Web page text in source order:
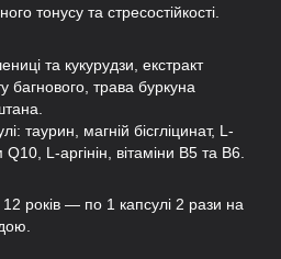
тонусу та стресостійкості.
та кукурудзи, екстракт
багнового, трава буркуна
таурин, магній бісгліцинат, L-
L-аргінін, вітаміни В5 та В6.
років — по 1 капсулі 2 рази на